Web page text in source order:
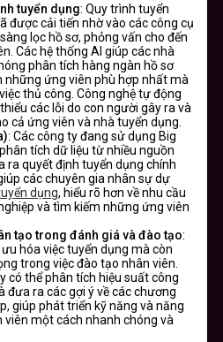
tuyển dụng: Quy trình tuyển
được cải tiến nhờ vào các công cụ
lọc hồ sơ, phỏng vấn cho đến
Các hệ thống AI giúp các nhà
phân tích hàng ngàn hồ sơ
những ứng viên phù hợp nhất mà
thủ công. Công nghệ tự động
các lỗi do con người gây ra và
cả ứng viên và nhà tuyển dụng.
: Các công ty đang sử dụng Big
tích dữ liệu từ nhiều nguồn
ra quyết định tuyển dụng chính
các chuyên gia nhân sự dự
dụng, hiểu rõ hơn về nhu cầu
và tìm kiếm những ứng viên
tạo trong đánh giá và đào tạo:
hóa việc tuyển dụng mà còn
trong việc đào tạo nhân viên.
có thể phân tích hiệu suất công
đưa ra các gợi ý về các chương
giúp phát triển kỹ năng và năng
viên một cách nhanh chóng và